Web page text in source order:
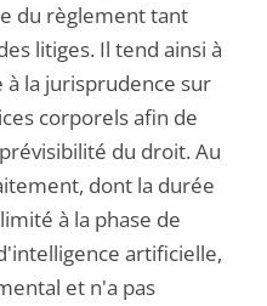
du règlement tant
litiges. Il tend ainsi à
à la jurisprudence sur
corporels afin de
du droit. Au
dont la durée
à la phase de
artificielle,
et n'a pas